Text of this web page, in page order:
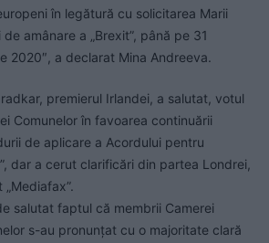
în legătură cu solicitarea Marii
de amânare a „Brexit”, până pe 31
2020″, a declarat Mina Andreeva.
premierul Irlandei, a salutat, votul
Comunelor în favoarea continuării
de aplicare a Acordului pentru
dar a cerut clarificări din partea Londrei,
salutat faptul că membrii Camerei
s-au pronunţat cu o majoritate clară